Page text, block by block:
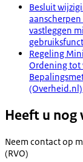
Besluit
vastleggen
Regeling
Ordening tot
(Overheid.nl)
Heeft u nog
Neem contact op
(RVO)